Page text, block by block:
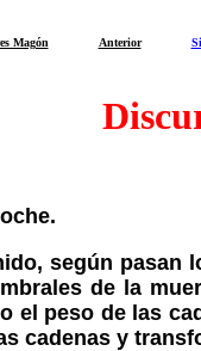
Magón Anterior
según pasan
de la
el peso de las
cadenas y